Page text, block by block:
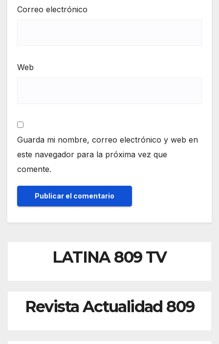
Correo electrónico
Web
Guarda mi nombre, correo electrónico y web en
este navegador para la próxima vez que
comente.
LATINA 809 TV
Revista Actualidad 809